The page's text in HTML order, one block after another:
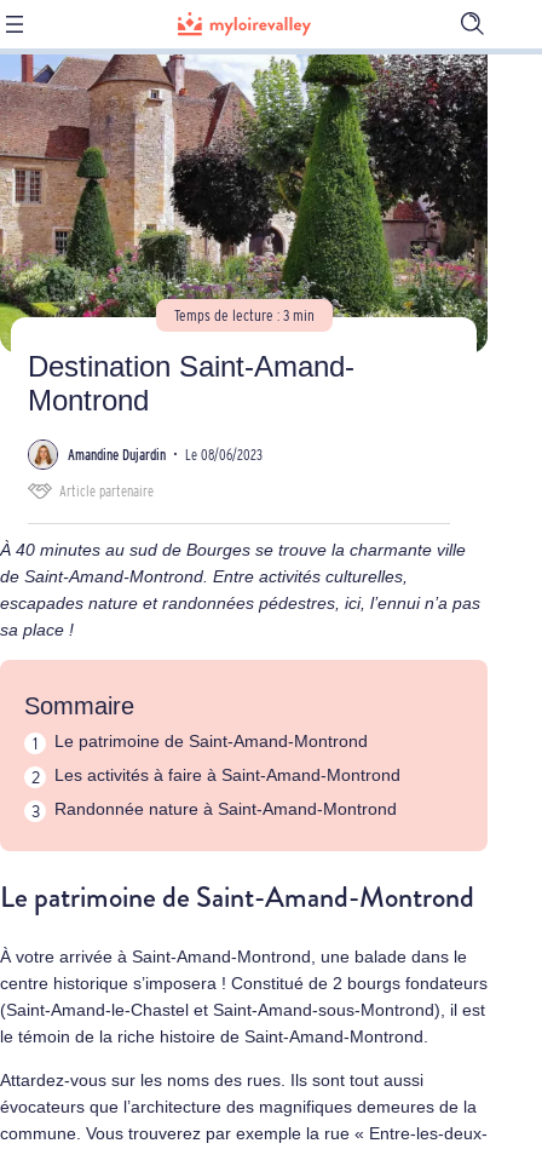
Ouvrir
la
barre
de
Temps de lecture : 3 min
Destination Saint-Amand-
Montrond
Amandine Dujardin • Le 08/06/2023
Article partenaire
À 40 minutes au sud de Bourges se trouve la charmante ville
de Saint-Amand-Montrond. Entre activités culturelles,
escapades nature et randonnées pédestres, ici, l’ennui n’a pas
sa place !
Sommaire
Le patrimoine de Saint-Amand-Montrond
Les activités à faire à Saint-Amand-Montrond
Randonnée nature à Saint-Amand-Montrond
Le patrimoine de Saint-Amand-Montrond
À votre arrivée à Saint-Amand-Montrond, une balade dans le
centre historique s’imposera ! Constitué de 2 bourgs fondateurs
(Saint-Amand-le-Chastel et Saint-Amand-sous-Montrond), il est
le témoin de la riche histoire de Saint-Amand-Montrond.
Attardez-vous sur les noms des rues. Ils sont tout aussi
évocateurs que l’architecture des magnifiques demeures de la
commune. Vous trouverez par exemple la rue « Entre-les-deux-